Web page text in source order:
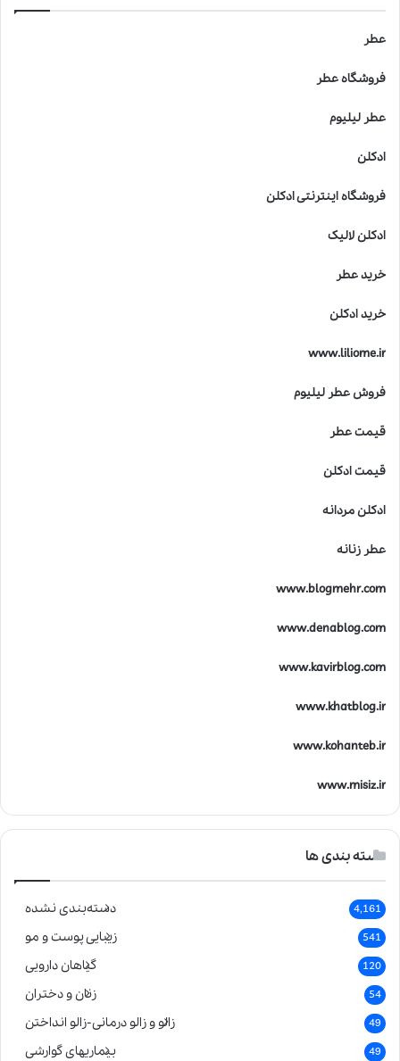
عطر
فروشگاه عطر
عطر لیلیوم
ادکلن
فروشگاه اینترنتی ادکلن
ادکلن لالیک
خرید عطر
خرید ادکلن
www.liliome.ir
فروش عطر لیلیوم
قیمت عطر
قیمت ادکلن
ادکلن مردانه
عطر زنانه
www.blogmehr.com
www.denablog.com
www.kavirblog.com
www.khatblog.ir
www.kohanteb.ir
www.misiz.ir
دسته بندی ها
دسته‌بندی نشده 4,161
زیبایی پوست و مو 541
گیاهان دارویی 120
زنان و دختران 54
زالو و زالو درمانی-زالو انداختن 49
بیماریهای گوارشی 49